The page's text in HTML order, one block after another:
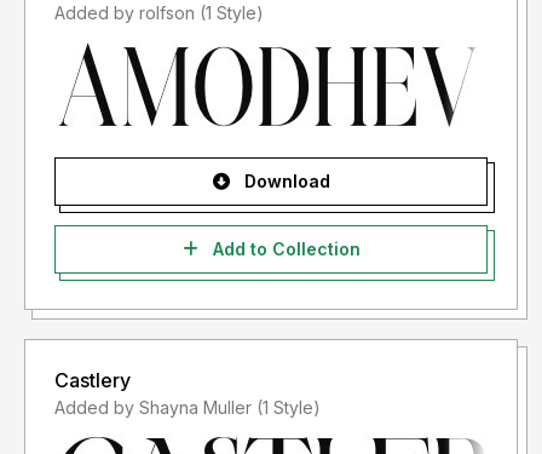
Added by rolfson (1 Style)
Download
Add to Collection
Castlery
Added by Shayna Muller (1 Style)